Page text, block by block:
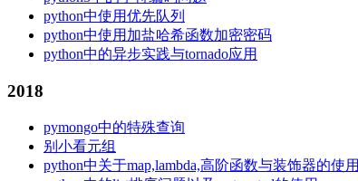
python中使用优先队列
python中使用加盐哈希函数加密密码
python中的异步实践与tornado应用
2018
pymongo中的特殊查询
别小看元组
python中关于map,lambda,高阶函数与装饰器的使用